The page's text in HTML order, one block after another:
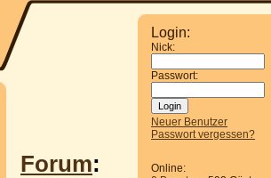
Login:
Nick:
Passwort:
Neuer Benutzer
Passwort vergessen?
Online:
Forum: